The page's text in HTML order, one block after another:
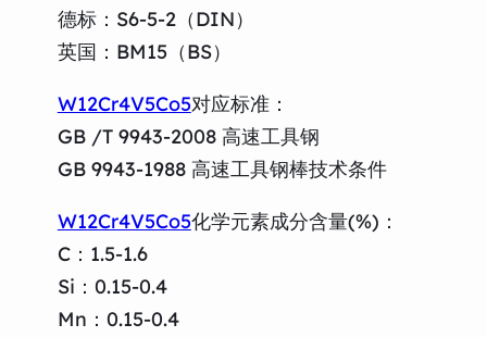
德标：S6-5-2（DIN）
英国：BM15（BS）
W12Cr4V5Co5对应标准：
GB /T 9943-2008 高速工具钢
GB 9943-1988 高速工具钢棒技术条件
W12Cr4V5Co5化学元素成分含量(%)：
C：1.5-1.6
Si：0.15-0.4
Mn：0.15-0.4